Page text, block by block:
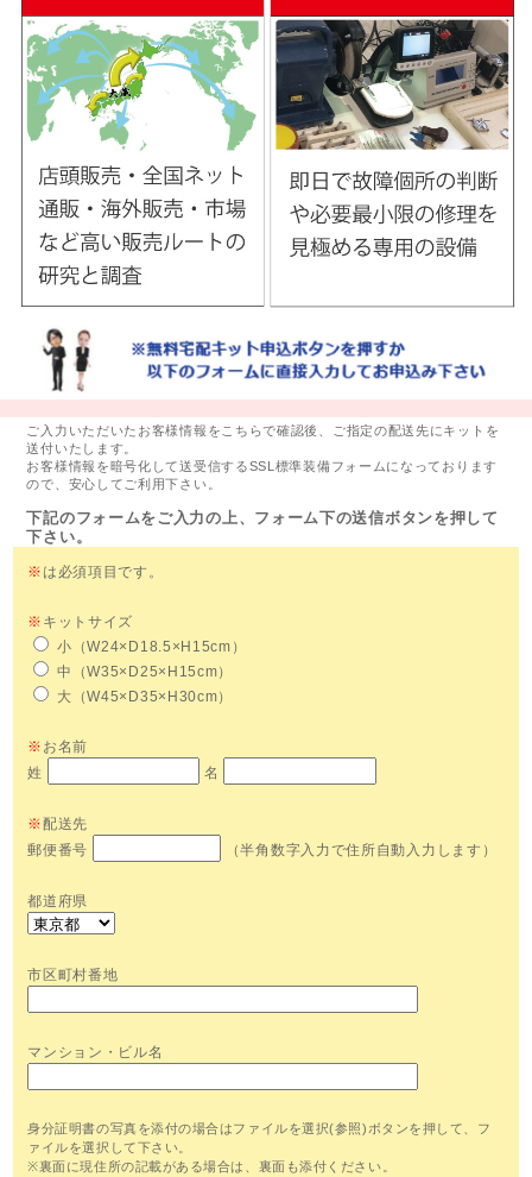
ご入力いただいたお客様情報をこちらで確認後、ご指定の配送先にキットを
送付いたします。
お客様情報を暗号化して送受信するSSL標準装備フォームになっております
ので、安心してご利用下さい。
下記のフォームをご入力の上、フォーム下の送信ボタンを押して
下さい。
※ は必須項目です。
※ キットサイズ
小（W24×D18.5×H15cm）
中（W35×D25×H15cm）
大（W45×D35×H30cm）
※ お名前
姓
名
※ 配送先
郵便番号
（半角数字入力で住所自動入力します）
都道府県
市区町村番地
マンション・ビル名
身分証明書の写真を添付の場合はファイルを選択(参照)ボタンを押して、フ
ァイルを選択して下さい。
※裏面に現住所の記載がある場合は、裏面も添付ください。